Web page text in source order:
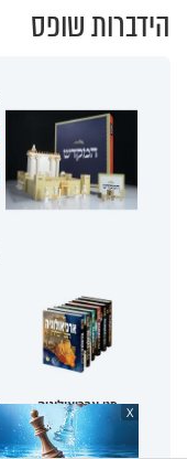
הידברות שופס
סט ארכיאולוגיה
תנ"כית - הרב זמיר כהן
X